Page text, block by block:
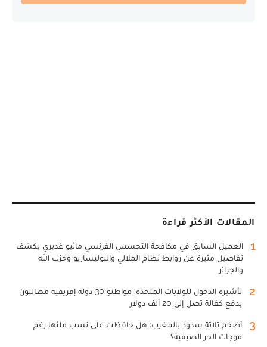
المقالات الأكثر قراءة
1
العميل السابق في مكافحة التجسس الفرنسي ماثيو غديري يكشف
تفاصيل مثيرة عن روابط نظام الملالي والبوليساريو وحزب الله
والجزائر
2
تأشيرة الدخول للولايات المتحدة: مواطنو 30 دولة إفريقية مطالبون
بدفع كفالة تصل إلى 20 ألف دولار
3
أضخم ثلاثة سدود بالمغرب: هل حافظت على نسب ملئها رغم
موجات الحر الصيفية؟